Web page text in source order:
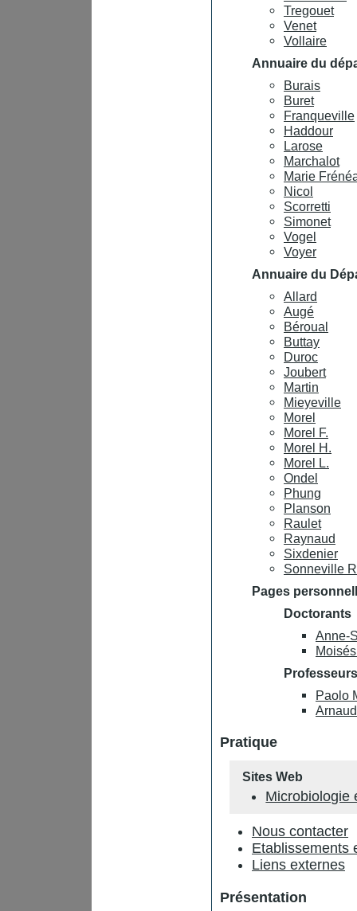
Tregouet
Venet
Vollaire
Annuaire du
Burais
Buret
Franqueville
Haddour
Larose
Marchalot
Marie
Nicol
Scorretti
Simonet
Vogel
Voyer
Annuaire du
Allard
Augé
Béroual
Buttay
Duroc
Joubert
Martin
Mieyeville
Morel
Morel F.
Morel H.
Morel L.
Ondel
Phung
Planson
Raulet
Raynaud
Sixdenier
Sonneville
Pages
Doctorants
Anne-
Paolo
Pratique
Sites Web
Microbiologie
Nous contacter
Etablissements
Liens externes
Présentation